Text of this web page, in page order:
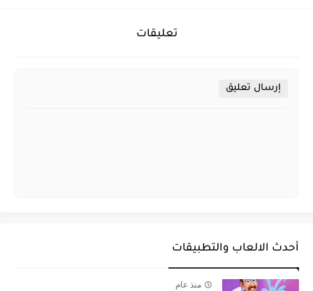
تعليقات
إرسال تعليق
أحدث الالعاب والتطبيقات
منذ عام